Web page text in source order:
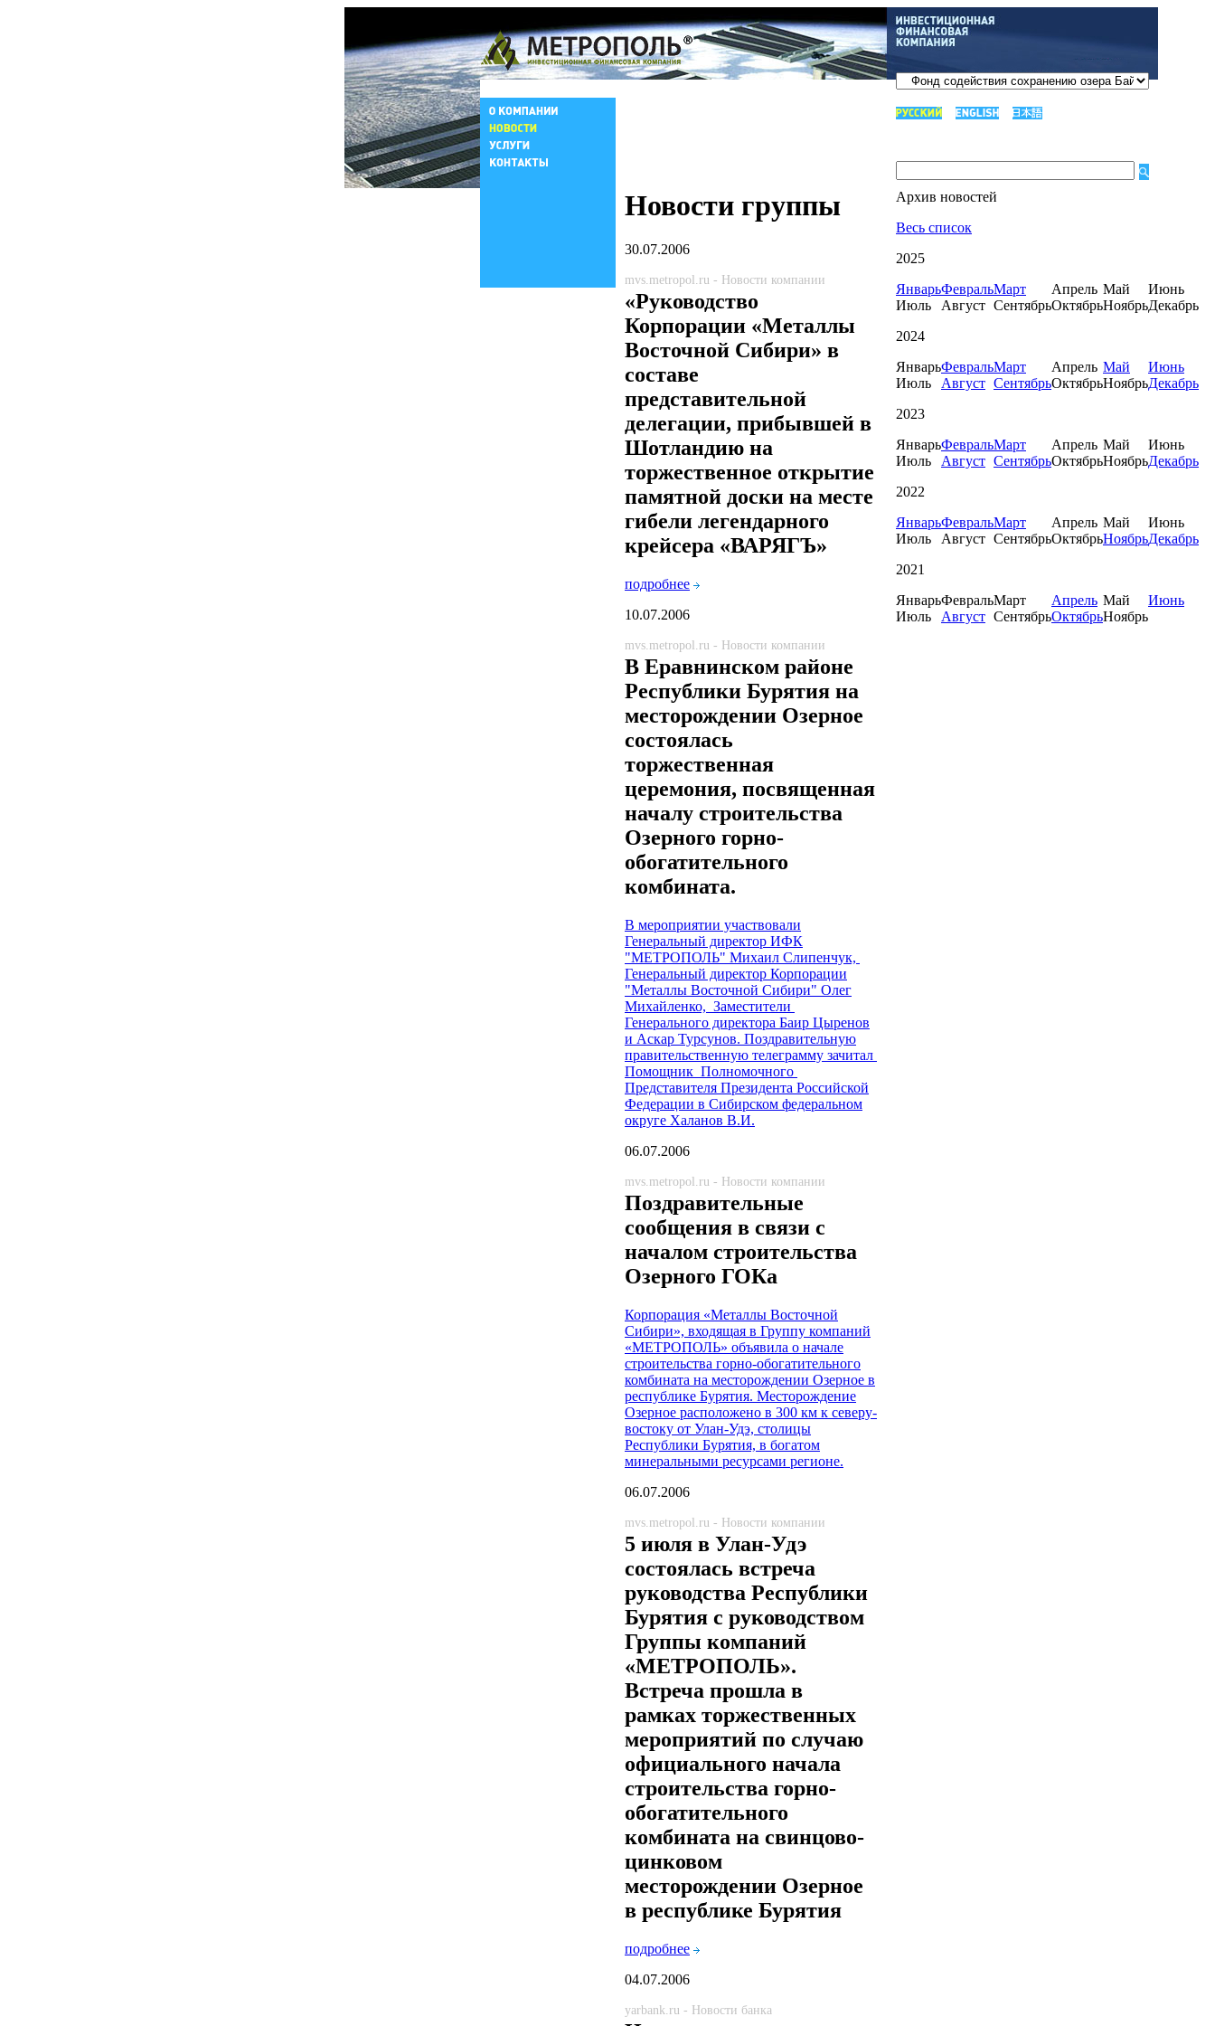
Новости группы
30.07.2006
mvs.metropol.ru - Новости компании
«Руководство
Корпорации «Металлы
Восточной Сибири» в
составе
представительной
делегации, прибывшей в
Шотландию на
торжественное открытие
памятной доски на месте
гибели легендарного
крейсера «ВАРЯГЪ»
подробнее
10.07.2006
mvs.metropol.ru - Новости компании
В Еравнинском районе
Республики Бурятия на
месторождении Озерное
состоялась
торжественная
церемония, посвященная
началу строительства
Озерного горно-
обогатительного
комбината.
В мероприятии участвовали
Генеральный директор ИФК
"МЕТРОПОЛЬ" Михаил Слипенчук,
Генеральный директор Корпорации
"Металлы Восточной Сибири" Олег
Михайленко, Заместители
Генерального директора Баир Цыренов
и Аскар Турсунов. Поздравительную
правительственную телеграмму зачитал
Помощник Полномочного
Представителя Президента Российской
Федерации в Сибирском федеральном
округе Халанов В.И.
06.07.2006
mvs.metropol.ru - Новости компании
Поздравительные
сообщения в связи с
началом строительства
Озерного ГОКа
Корпорация «Металлы Восточной
Сибири», входящая в Группу компаний
«МЕТРОПОЛЬ» объявила о начале
строительства горно-обогатительного
комбината на месторождении Озерное в
республике Бурятия. Месторождение
Озерное расположено в 300 км к северу-
востоку от Улан-Удэ, столицы
Республики Бурятия, в богатом
минеральными ресурсами регионе.
06.07.2006
mvs.metropol.ru - Новости компании
5 июля в Улан-Удэ
состоялась встреча
руководства Республики
Бурятия с руководством
Группы компаний
«МЕТРОПОЛЬ».
Встреча прошла в
рамках торжественных
мероприятий по случаю
официального начала
строительства горно-
обогатительного
комбината на свинцово-
цинковом
месторождении Озерное
в республике Бурятия
подробнее
04.07.2006
yarbank.ru - Новости банка
Архив новостей
Весь список
2025
ЯнварьФевральМарт Апрель Май
Июнь
Июль
Август СентябрьОктябрьНоябрьДекабрь
2024
ЯнварьФевральМарт Апрель Май
Июнь
Июль
Август СентябрьОктябрьНоябрьДекабрь
2023
ЯнварьФевральМарт Апрель Май
Июнь
Июль
Август СентябрьОктябрьНоябрьДекабрь
2022
ЯнварьФевральМарт Апрель Май
Июнь
Июль
Август СентябрьОктябрьНоябрьДекабрь
2021
ЯнварьФевральМарт Апрель Май
Июнь
Июль
Август СентябрьОктябрьНоябрь